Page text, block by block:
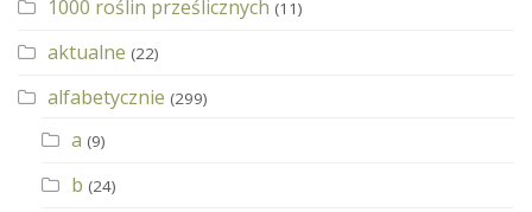
1000 roślin prześlicznych (11)
aktualne (22)
alfabetycznie (299)
a (9)
b (24)